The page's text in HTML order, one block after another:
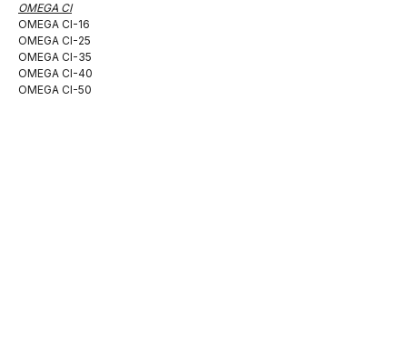
OMEGA CI
OMEGA CI-16
OMEGA CI-25
OMEGA CI-35
OMEGA CI-40
OMEGA CI-50